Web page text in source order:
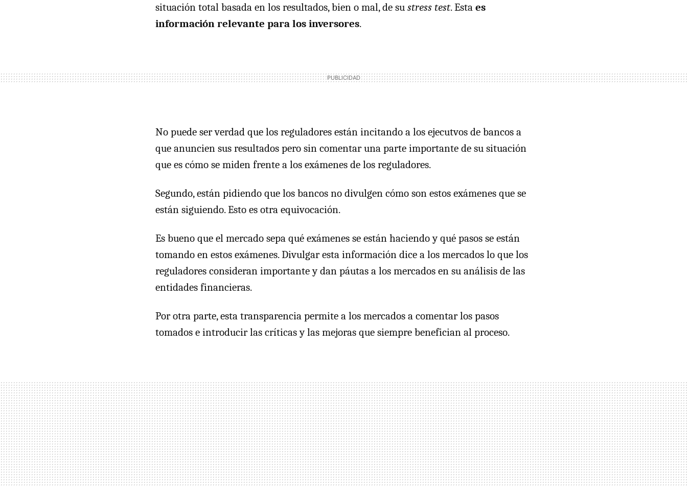
situación total basada en los resultados, bien o mal, de su stress test. Esta es
información relevante para los inversores.
No puede ser verdad que los reguladores están incitando a los ejecutvos de bancos a
que anuncien sus resultados pero sin comentar una parte importante de su situación
que es cómo se miden frente a los exámenes de los reguladores.
Segundo, están pidiendo que los bancos no divulgen cómo son estos exámenes que se
están siguiendo. Esto es otra equivocación.
Es bueno que el mercado sepa qué exámenes se están haciendo y qué pasos se están
tomando en estos exámenes. Divulgar esta información dice a los mercados lo que los
reguladores consideran importante y dan páutas a los mercados en su análisis de las
entidades financieras.
Por otra parte, esta transparencia permite a los mercados a comentar los pasos
tomados e introducir las críticas y las mejoras que siempre benefician al proceso.